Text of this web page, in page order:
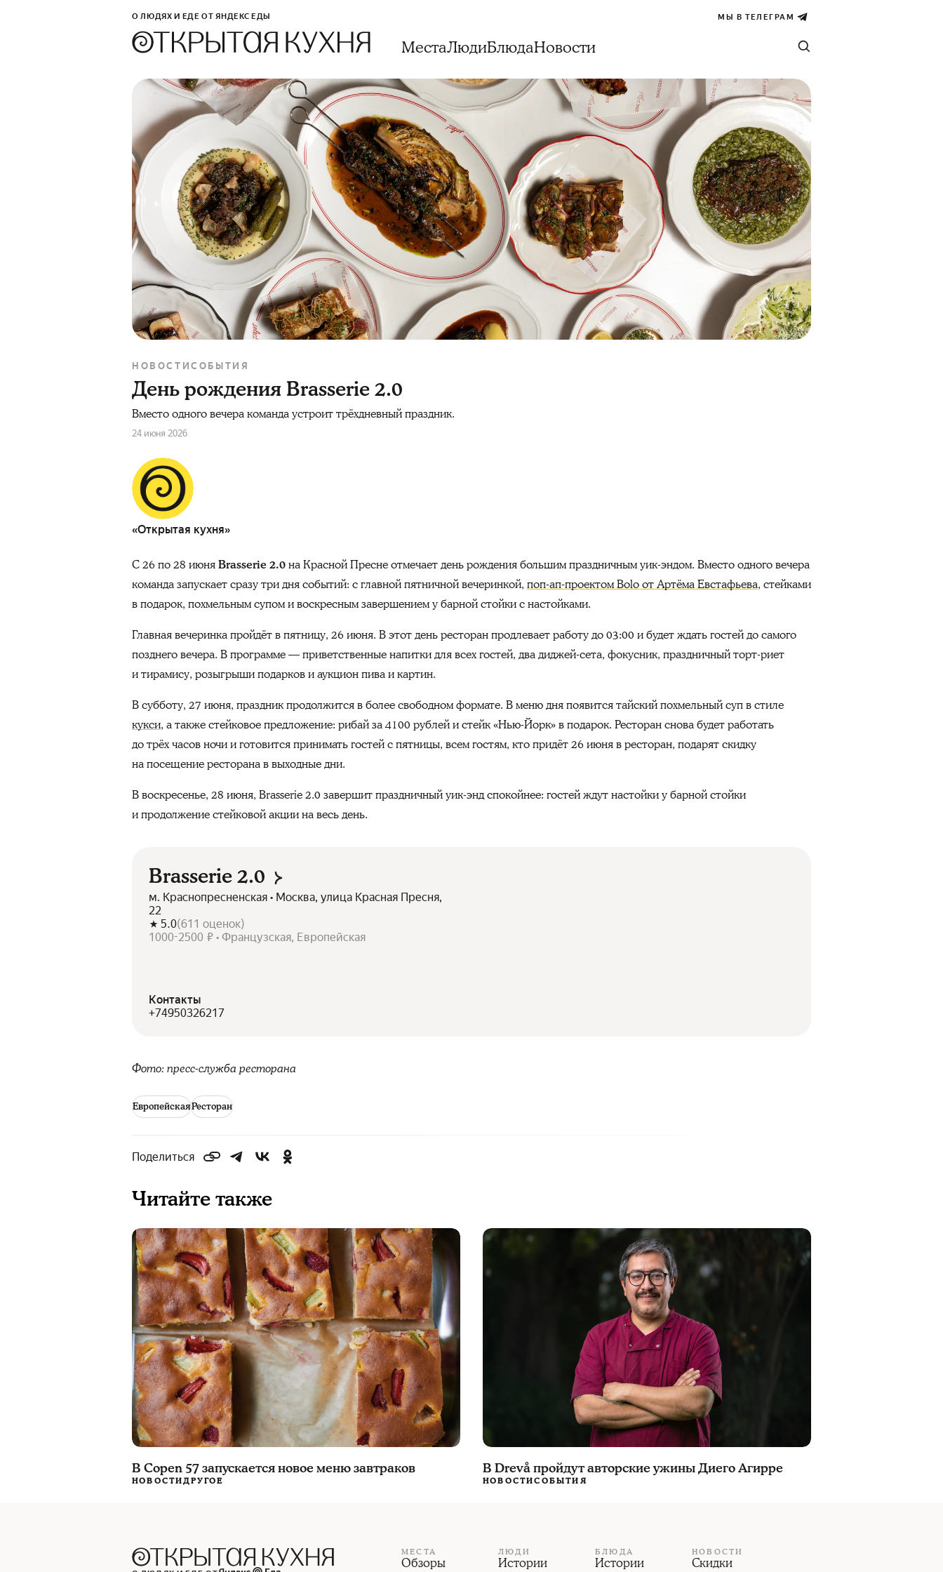
О ЛЮДЯХ И ЕДЕ ОТ ЯНДЕКС ЕДЫ МЫ В ТЕЛЕГРАМ
МестаЛюдиБлюдаНовости
НОВОСТИСОБЫТИЯ
День рождения Brasserie 2.0
Вместо одного вечера команда устроит трёхдневный праздник.
24 июня 2026
«Открытая кухня»
С 26 по 28 июняBrasserie 2.0на Красной Пресне отмечает день рождения большим праздничным уик-эндом. Вместо одного вечера
команда запускает сразу три дня событий: с главной пятничной вечеринкой, поп-ап-проектом Bolo от Артёма Евстафьева, стейками
в подарок, похмельным супом и воскресным завершением у барной стойки с настойками.
Главная вечеринка пройдёт в пятницу, 26 июня. В этот день ресторан продлевает работу до 03:00 и будет ждать гостей до самого
позднего вечера. В программе — приветственные напитки для всех гостей, два диджей-сета, фокусник, праздничный торт-риет
и тирамису, розыгрыши подарков и аукцион пива и картин.
В субботу, 27 июня, праздник продолжится в более свободном формате. В меню дня появится тайский похмельный суп в стиле
кукси, а также стейковое предложение: рибай за 4100 рублей и стейк «Нью-Йорк» в подарок. Ресторан снова будет работать
до трёх часов ночи и готовится принимать гостей с пятницы, всем гостям, кто придёт 26 июня в ресторан, подарят скидку
на посещение ресторана в выходные дни.
В воскресенье, 28 июня, Brasserie 2.0 завершит праздничный уик-энд спокойнее: гостей ждут настойки у барной стойки
и продолжение стейковой акции на весь день.
Brasserie 2.0
м. Краснопресненская • Москва, улица Красная Пресня,
22
5.0(611 оценок)
1000-2500 ₽ • Французская, Европейская
Контакты
+74950326217
Фото: пресс-служба ресторана
ЕвропейскаяРесторан
Поделиться
Читайте также
В Copen 57 запускается новое меню завтраков
НОВОСТИДРУГОЕ
В Drevå пройдут авторские ужины Диего Агирре
НОВОСТИСОБЫТИЯ
МЕСТА
Обзоры
ЛЮДИ
Истории
БЛЮДА
Истории
НОВОСТИ
Скидки